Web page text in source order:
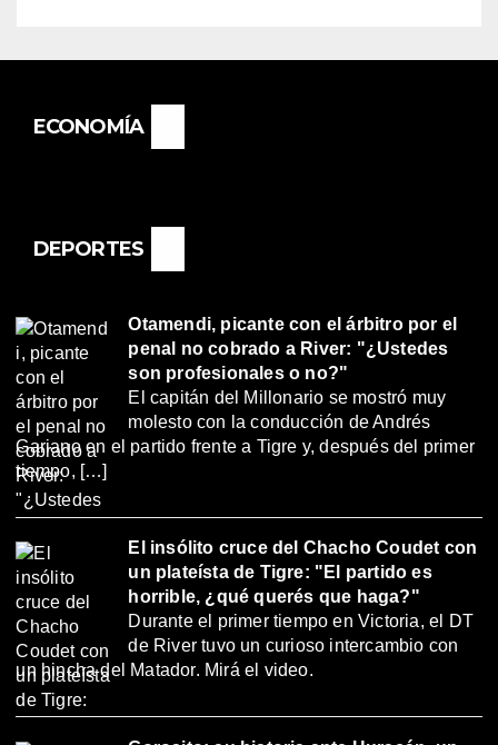
ECONOMÍA
DEPORTES
Otamendi, picante con el árbitro por el
penal no cobrado a River: "¿Ustedes
son profesionales o no?"
El capitán del Millonario se mostró muy
molesto con la conducción de Andrés
Gariano en el partido frente a Tigre y, después del primer
tiempo, […]
El insólito cruce del Chacho Coudet con
un plateísta de Tigre: "El partido es
horrible, ¿qué querés que haga?"
Durante el primer tiempo en Victoria, el DT
de River tuvo un curioso intercambio con
un hincha del Matador. Mirá el video.